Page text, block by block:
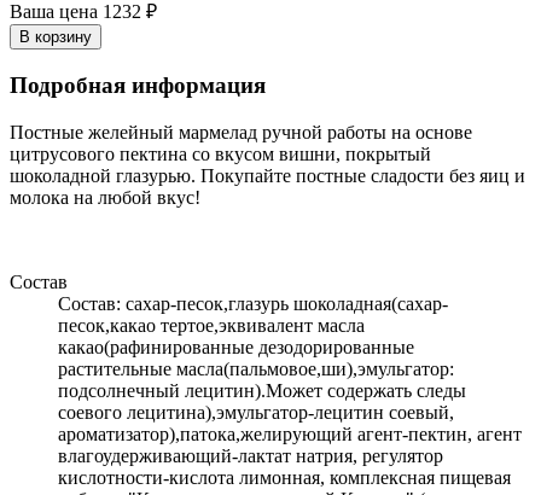
Ваша цена 1232 ₽
В корзину
Подробная информация
Постные желейный мармелад ручной работы на основе
цитрусового пектина со вкусом вишни, покрытый
шоколадной глазурью. Покупайте постные сладости без яиц и
молока на любой вкус!
Состав
Состав: сахар-песок,глазурь шоколадная(сахар-
песок,какао тертое,эквивалент масла
какао(рафинированные дезодорированные
растительные масла(пальмовое,ши),эмульгатор:
подсолнечный лецитин).Может содержать следы
соевого лецитина),эмульгатор-лецитин соевый,
ароматизатор),патока,желирующий агент-пектин, агент
влагоудерживающий-лактат натрия, регулятор
кислотности-кислота лимонная, комплексная пищевая